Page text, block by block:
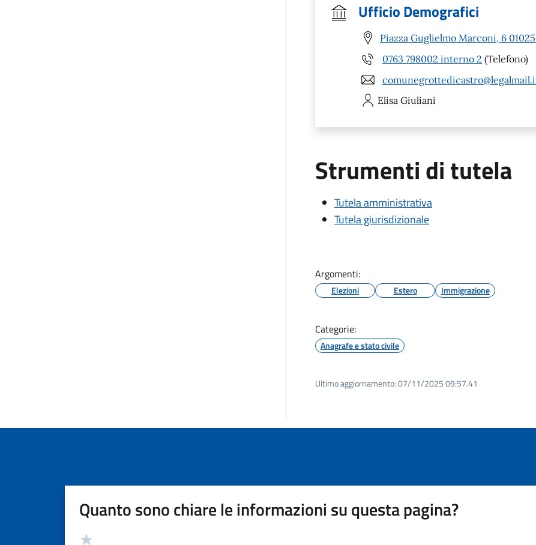
Ufficio Demografici
Piazza Guglielmo Marconi, 6
0763 798002 interno 2 (Telefono)
Elisa Giuliani
Strumenti di tutela
Tutela amministrativa
Tutela giurisdizionale
Argomenti:
Elezioni Estero Immigrazione
Categorie:
Anagrafe e stato civile
Ultimo aggiornamento:07/11/2025 09:57.41
Quanto sono chiare le informazioni su questa pagina?
Valutazione